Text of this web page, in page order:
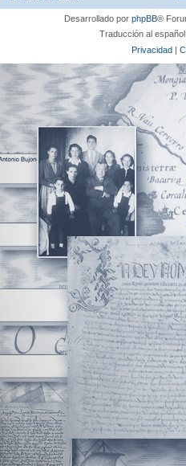
Desarrollado por phpBB®
Traducción al
Privacidad |